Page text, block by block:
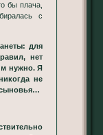
с
для
нет
нужно. Я
не